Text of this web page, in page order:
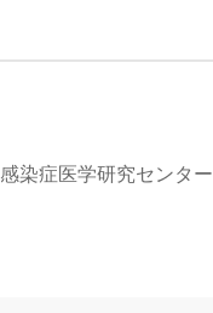
感染症医学研究センター